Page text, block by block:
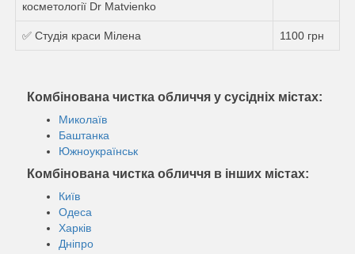
косметології Dr Matvienko
✅ Студія краси Мілена 1100 грн
Комбінована чистка обличчя у сусідніх містах:
Миколаїв
Баштанка
Южноукраїнськ
Комбінована чистка обличчя в інших містах:
Київ
Одеса
Харків
Дніпро